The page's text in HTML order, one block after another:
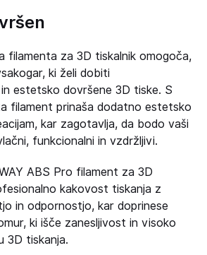
filamenta za 3D tiskalnik omogoča,
ki želi dobiti
estetsko dovršene 3D tiske. S
filament prinaša dodatno estetsko
kar zagotavlja, da bodo vaši
funkcionalni in vzdržljivi.
ABS Pro filament za 3D
kakovost tiskanja z
in odpornostjo, kar doprinese
ki išče zanesljivost in visoko
3D tiskanja.